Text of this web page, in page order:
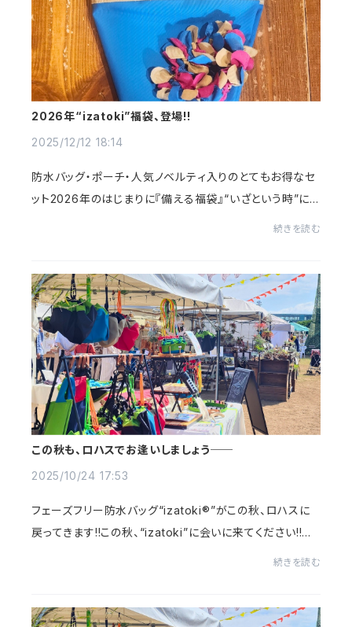
2026年“izatoki”福袋、登場!!
2025/12/12 18:14
防水バッグ・ポーチ・人気ノベルティ入りのとてもお得なセ
ット2026年のはじまりに『備える福袋』“いざという時”にも
続きを読む
この秋も、ロハスでお逢いしましょう──
2025/10/24 17:53
フェーズフリー防水バッグ“izatoki®”がこの秋、ロハスに
戻ってきます!!この秋、“izatoki”に会いに来てください!!秋
続きを読む